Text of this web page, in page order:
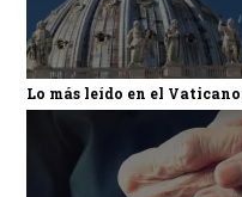
Lo más leído en el